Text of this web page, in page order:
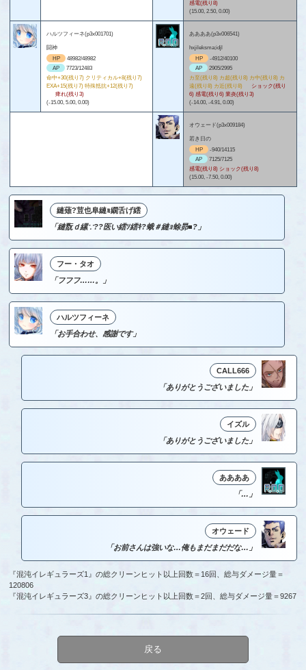
感電(残り8)
(15.00, 2.50, 0.00)
ハルツフィーネ(p3x001701)
闘神
HP
48982/48982
AP
7723/12483
命中+30(残り7) クリティカル+8(残り7)
EXA+15(残り7) 特殊抵抗+12(残り7)
痺れ(残り3)
(-15.00, 5.00, 0.00)
ああああ(p3x006541)
hxjileksma;idjl
HP
-4912/40100
AP
2905/2995
カ至(残り8) カ超(残り8) カ中(残り8) カ
遠(残り8) カ近(残り8)
ショック(残り
6) 感電(残り6) 業炎(残り3)
(-14.00, -4.91, 0.00)
オウェード(p3x009184)
若き日の
HP
-940/14115
AP
7125/7125
感電(残り8) ショック(残り8)
(15.00, -7.50, 0.00)
縺薙?荳也阜縺ｮ繝舌げ繧
「縺翫ｄ縲∵??医い繧ｿ繧ｷ?蛾＃縺ｮ蜍昴■?」
フー・タオ
「フフフ……。」
ハルツフィーネ
「お手合わせ、感謝です」
CALL666
「ありがとうございました」
イズル
「ありがとうございました」
ああああ
「…」
オウェード
「お前さんは強いな…俺もまだまだだな…」
『混沌イレギュラーズ1』の総クリーンヒット以上回数＝16回、総与ダメージ量＝
120806
『混沌イレギュラーズ3』の総クリーンヒット以上回数＝2回、総与ダメージ量＝9267
戻る